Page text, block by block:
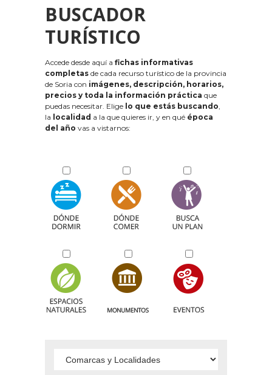
BUSCADOR
TURÍSTICO
Accede desde aquí a fichas informativas
completas de cada recurso turístico de la provincia
de Soria con imágenes, descripción, horarios,
precios y toda la información práctica que
puedas necesitar. Elige lo que estás buscando,
la localidad a la que quieres ir, y en qué época
del año vas a vistarnos: